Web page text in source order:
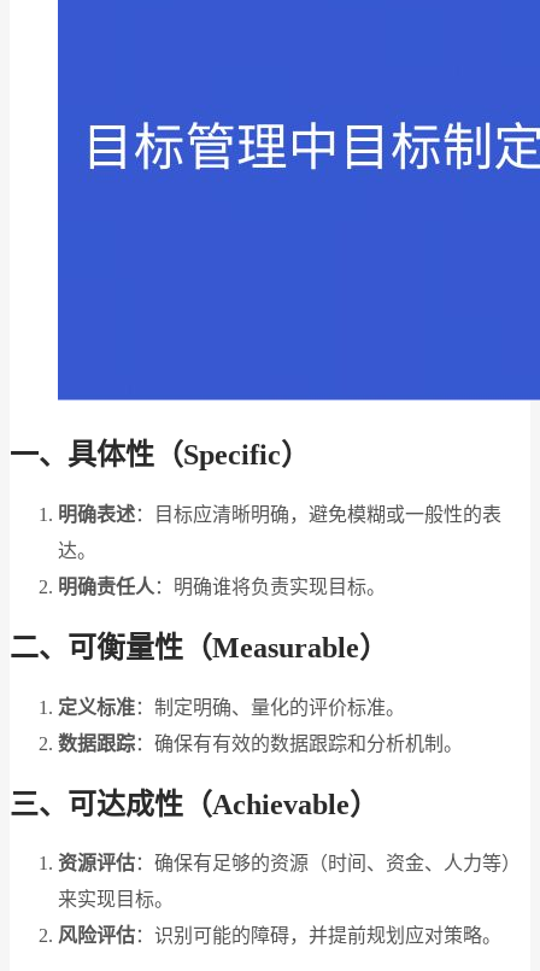
一、具体性（Specific）
明确表述：目标应清晰明确，避免模糊或一般性的表
达。
明确责任人 ：明确谁将负责实现目标。
二、可衡量性（Measurable）
定义标准：制定明确、量化的评价标准。
数据跟踪：确保有有效的数据跟踪和分析机制。
三、可达成性（Achievable）
资源评估：确保有足够的资源（时间、资金、人力等）
来实现目标。
风险评估：识别可能的障碍，并提前规划应对策略。